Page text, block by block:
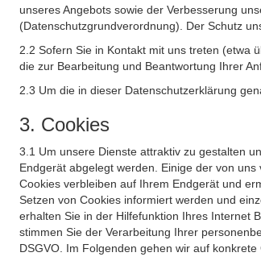
unseres Angebots sowie der Verbesserung
(Datenschutzgrundverordnung). Der Schutz
2.2 Sofern Sie in Kontakt mit uns treten (etwa
die zur Bearbeitung und Beantwortung Ihrer
2.3 Um die in dieser Datenschutzerklärung
3. Cookies
3.1 Um unsere Dienste attraktiv zu gestalten
Endgerät abgelegt werden. Einige der von
Cookies verbleiben auf Ihrem Endgerät und
Setzen von Cookies informiert werden und
erhalten Sie in der Hilfefunktion Ihres Internet
stimmen Sie der Verarbeitung Ihrer
DSGVO. Im Folgenden gehen wir auf konkrete